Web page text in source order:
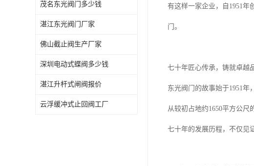
茂名东光阀门多少钱
湛江东光阀门厂家
佛山截止阀生产厂家
深圳电动式蝶阀多少钱
湛江升杆式闸阀报价
云浮缓冲式止回阀工厂
有这样一家企业，自1951
门。
七十年匠心传承，铸就卓越
东光阀门的故事始于1951年
从较初占地约1650平方公尺
七十年的发展历程，不仅见